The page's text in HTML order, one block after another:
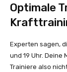
Optimale
Experten sagen,
und 19 Uhr. Deine
Trainiere also